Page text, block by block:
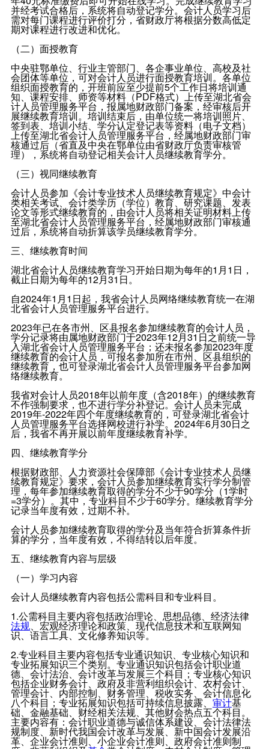
并经考试合格后，系统将自动登记学分。会计人员学习后
需对每门课程进行评价打分，省财政厅将根据分数高低定
期对课程进行改进和优化。
（二）面授教育
中央驻鄂单位、行业主管部门、各企事业单位、高校及社
会团体等单位，可对会计人员进行面授教育培训。各单位
组织面授教育的，开班前应至少提前5个工作日将培训通
知、课程安排、师资等材料（PDF格式）上传至湖北省会
计人员管理服务平台，报属地财政部门备案，经审核后开
展继续教育培训。培训结束后，由单位统一将培训照片、
签到表、培训小结、学分认定登记表等资料（电子文档）
上传至湖北省会计人员管理服务平台，经属地财政部门审
核通过后（省直及中央在鄂单位由省财政厅负责审核管
理），系统将自动登记相关会计人员继续教育学分。
（三）视同继续教育
会计人员参加《会计专业技术人员继续教育规定》中会计
类相关考试、会计类学历（学位）教育、研究课题、发表
论文等形式继续教育的，由会计人员将相关证明材料上传
至湖北省会计人员管理服务平台，经属地财政部门审核通
过后，系统将自动折算该学员继续教育学分。
三、继续教育时间
湖北省会计人员继续教育学习开始日期为每年的1月1日，
截止日期为每年的12月31日。
自2024年1月1日起，我省会计人员网络继续教育统一在湖
北省会计人员管理服务平台进行。
2023年已在各市州、区县报名参加继续教育的会计人员，
学分记录将由属地财政部门于2023年12月31日之前统一导
入湖北省会计人员管理服务平台；还未报名参加2023年度
继续教育的会计人员，可报名参加所在市州、区县组织的
继续教育，也可登录湖北省会计人员管理服务平台参加网
络继续教育。
我省对会计人员2018年以前年度（含2018年）的继续教育
不作强制要求，也不进行学分补登记。会计人员未完成
2019年-2022年四个年度继续教育的，可登录湖北省会计
人员管理服务平台选择网校进行补学。2024年6月30日之
后，我省不再开展以前年度继续教育补学。
四、继续教育学分
根据财政部、人力资源社会保障部《会计专业技术人员继
续教育规定》要求，会计人员参加继续教育实行学分制管
理，每年参加继续教育取得的学分不少于90学分（1学时
=3学分）。其中，专业科目不少于60学分。继续教育学分
记录当年度有效，过期不补。
会计人员参加继续教育取得的学分及当年符合折算条件折
算的学分，当年度有效，不得结转以后年度。
五、继续教育内容与层级
（一）学习内容
会计人员继续教育内容包括公需科目和专业科目。
1.公需科目主要内容包括政治理论、思想品德、经济法律
法规、宏观经济理论和政策、现代信息技术和互联网知
识、语言工具、文化修养知识等。
2.专业科目主要内容包括专业通识知识、专业核心知识和
专业拓展知识三个类别。专业通识知识包括会计职业道
德、会计法治、会计改革与发展三个科目；专业核心知识
包括企业财务会计、政府及非营利组织会计、农村会计、
管理会计、内部控制、财务管理、税收实务、会计信息化
八个科目；专业拓展知识包括可持续信息披露、审计基
础、金融基础、财经相关法规、其他财会热点五个科目。
主要内容有：会计职业道德与诚信体系建设、会计法律法
规制度、新时代我国会计改革与发展、新中国会计发展沿
革、企业会计准则、小企业会计准则、政府会计准则制